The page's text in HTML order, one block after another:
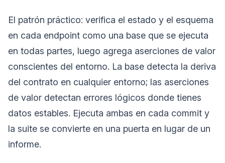
El patrón práctico: verifica el estado y el esquema
en cada endpoint como una base que se ejecuta
en todas partes, luego agrega aserciones de valor
conscientes del entorno. La base detecta la deriva
del contrato en cualquier entorno; las aserciones
de valor detectan errores lógicos donde tienes
datos estables. Ejecuta ambas en cada commit y
la suite se convierte en una puerta en lugar de un
informe.